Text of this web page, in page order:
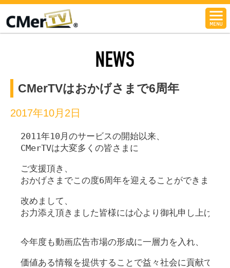
CMerTV
CMerTVはおかげさまで6周年
2017年10月2日
2011年10月のサービスの開始以来、
CMerTVは大変多くの皆さまに
ご支援頂き、
おかげさまでこの度6周年を迎えることができました
改めまして、
お力添え頂きました皆様には心より御礼申し上げま
今年度も動画広告市場の形成に一層力を入れ、
価値ある情報を提供することで益々社会に貢献でき